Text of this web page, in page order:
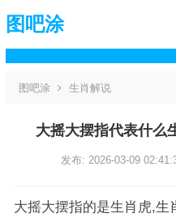
图吧涂
图吧涂 生肖解说
大摇大摆指代表什么
发布: 2026-03-09
大摇大摆指的是生肖虎,生